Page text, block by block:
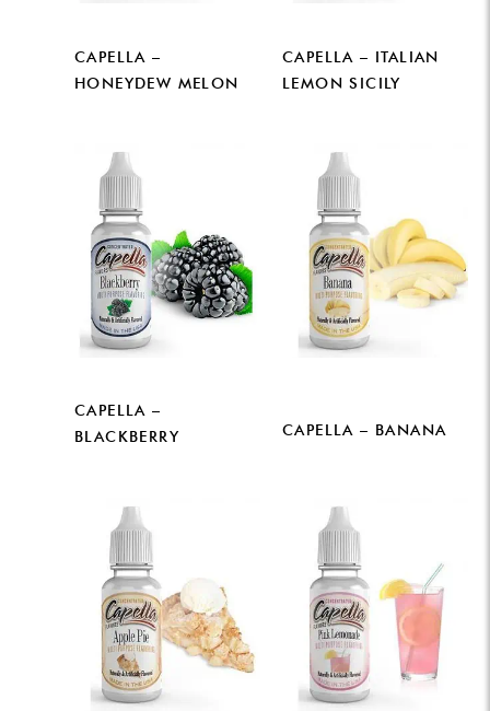
CAPELLA –
HONEYDEW MELON
CAPELLA – ITALIAN
LEMON SICILY
CAPELLA –
BLACKBERRY
CAPELLA – BANANA